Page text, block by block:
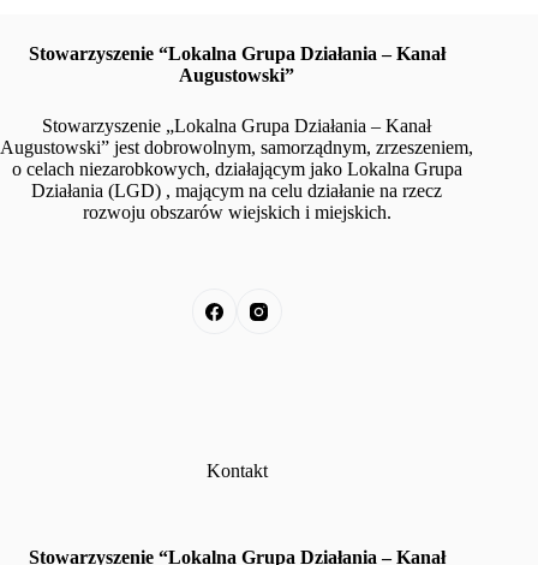
Stowarzyszenie “Lokalna Grupa Działania – Kanał
Augustowski”
Stowarzyszenie „Lokalna Grupa Działania – Kanał
Augustowski” jest dobrowolnym, samorządnym, zrzeszeniem,
o celach niezarobkowych, działającym jako Lokalna Grupa
Działania (LGD) , mającym na celu działanie na rzecz
rozwoju obszarów wiejskich i miejskich.
Kontakt
Stowarzyszenie “Lokalna Grupa Działania – Kanał